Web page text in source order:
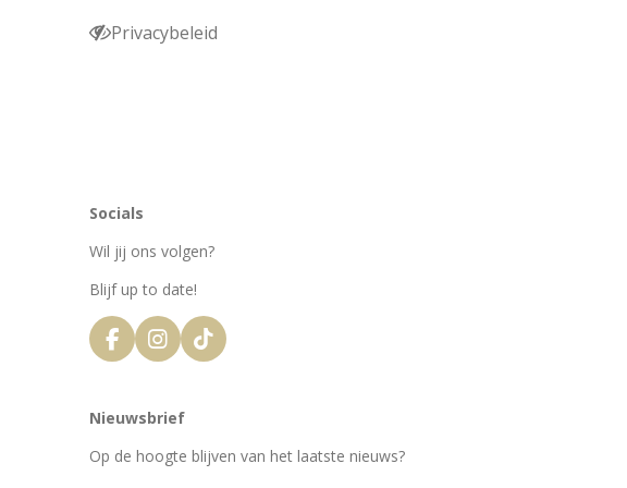
Privacybeleid
Socials
Wil jij ons volgen?
Blijf up to date!
F
a
e
b
o
I
n
t
a
g
T
i
k
Nieuwsbrief
Op de hoogte blijven van het laatste nieuws?